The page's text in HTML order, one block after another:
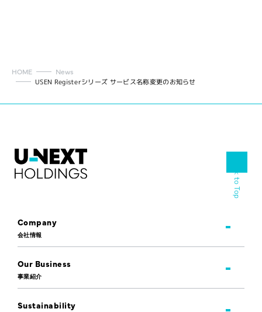
HOME News
USEN Registerシリーズ サービス名称変更のお知らせ
Company
会社情報
Our Business
事業紹介
Sustainability
Back to Top